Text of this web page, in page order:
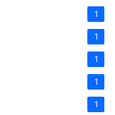
1
1
1
1
1